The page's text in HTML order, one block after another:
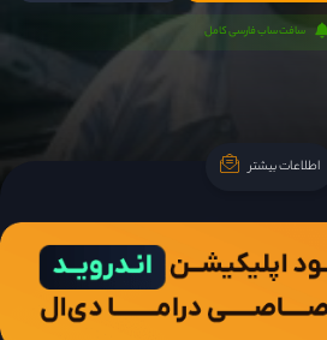
سافت ساب فارسی کامل
اطلاعات بیشتر